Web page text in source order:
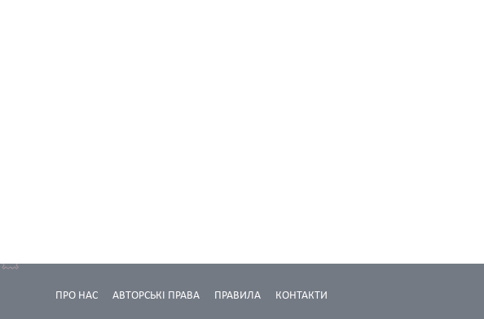
КОНТАКТИ
ПРАВИЛА
АВТОРСЬКІ ПРАВА
ПРО НАС